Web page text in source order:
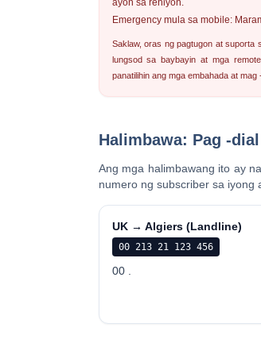
ayon sa rehiyon.
Emergency mula sa mobile:
Saklaw, oras ng pagtugon at suporta
lungsod sa baybayin at mga
panatilihin ang mga embahada at
Halimbawa: Pag -
Ang mga halimbawang ito ay
numero ng subscriber sa iyong
UK → Algiers (Landline)
00 213 21 123 456
00 .